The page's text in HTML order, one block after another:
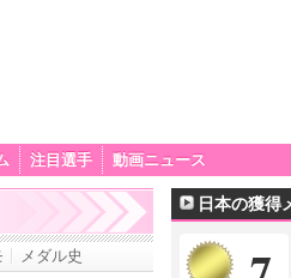
注目選手 動画ニュース
メダル史
日本の獲得